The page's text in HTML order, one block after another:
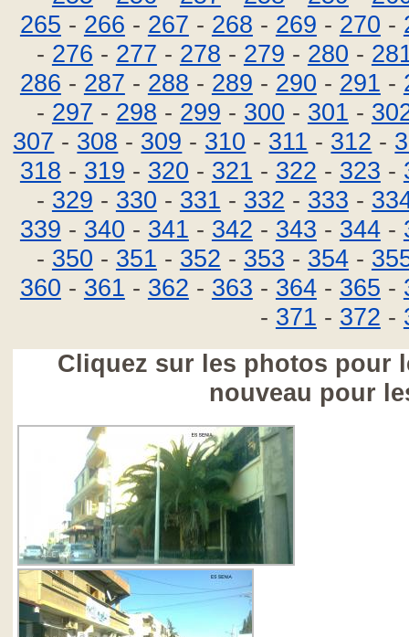
265 - 266 - 267 - 268 - 269 - 270 -
- 276 - 277 - 278 - 279 - 280 -
286 - 287 - 288 - 289 - 290 - 291 -
- 297 - 298 - 299 - 300 - 301 -
307 - 308 - 309 - 310 - 311 - 312 -
318 - 319 - 320 - 321 - 322 - 323 -
- 329 - 330 - 331 - 332 - 333 -
339 - 340 - 341 - 342 - 343 - 344-
- 350 - 351 - 352 - 353 - 354-
360 - 361 - 362 - 363 - 364- 365 -
- 371 - 372 -
Cliquez sur les photos pour
nouveau pour